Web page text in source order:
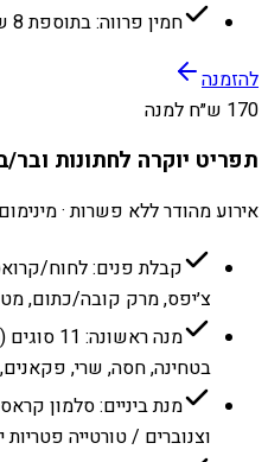
חמין פרווה: בתוספת 8 ש״ח לאדם
להזמנה
170 ש״ח למנה
תפריט יוקרה לחתונות ובר/
אירוע מהודר ללא פשרות · מינימום 100 מנות
קבלת פנים: לחוח/
צ׳יפס, מרק קובה/כתום,
מנה
בטחינה, חסה, שרי,
מנת ביניים: סלמון
וצנוברים / טורטייה פטריות